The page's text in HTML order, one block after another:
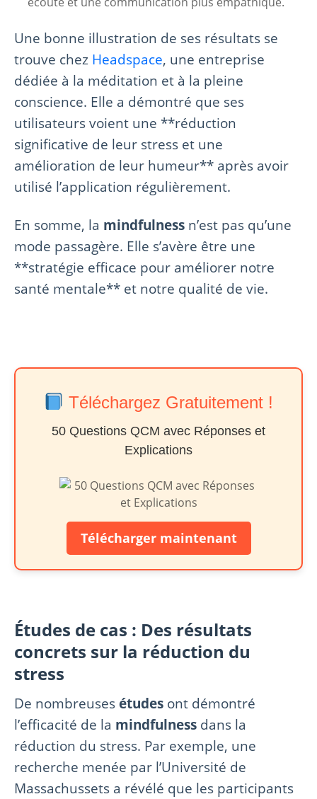
Une bonne illustration de ses résultats se
trouve chez Headspace, une entreprise
dédiée à la méditation et à la pleine
conscience. Elle a démontré que ses
utilisateurs voient une **réduction
significative de leur stress et une
amélioration de leur humeur** après avoir
utilisé l’application régulièrement.
En somme, la mindfulness n’est pas qu’une
mode passagère. Elle s’avère être une
**stratégie efficace pour améliorer notre
santé mentale** et notre qualité de vie.
Téléchargez Gratuitement !
50 Questions QCM avec Réponses et
Explications
Télécharger maintenant
Études de cas : Des résultats
concrets sur la réduction du
stress
De nombreusesétudes ont démontré
l’efficacité de la mindfulness dans la
réduction du stress. Par exemple, une
recherche menée par l’Université de
Massachussets a révélé que les participants